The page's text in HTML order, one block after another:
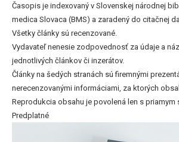
Časopis je indexovaný v Slovenskej národnej
medica Slovaca (BMS) a zaradený do citačnej
Všetky články sú recenzované.
Vydavateľ nenesie zodpovednosť za údaje a
jednotlivých článkov či inzerátov.
Články na šedých stranách sú firemnými
nerecenzovanými informáciami, za ktorých
Reprodukcia obsahu je povolená len s priamym
Predplatné